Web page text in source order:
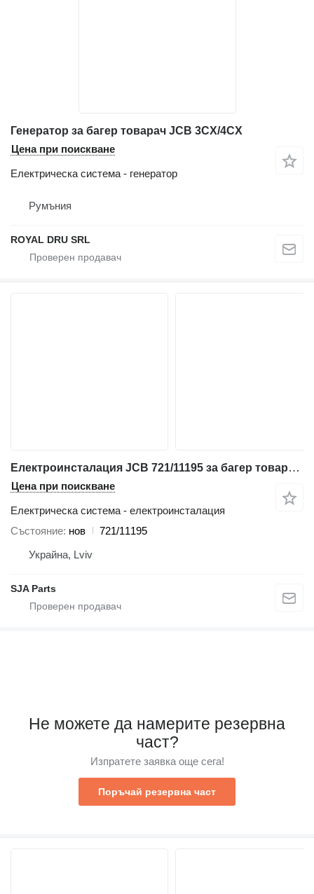
Генератор за багер товарач JCB 3CX/4CX
Цена при поискване
Електрическа система - генератор
Румъния
ROYAL DRU SRL
Електроинсталация JCB 721/11195 за багер товарач JCB 3CX, 4CX
Цена при поискване
Електрическа система - електроинсталация
Състояние нов
721/11195
Украйна, Lviv
SJA Parts
Не можете да намерите резервна
част?
Изпратете заявка още сега!
Поръчай резервна част